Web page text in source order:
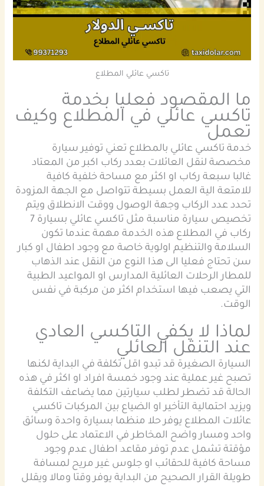
تاكسي عائلي المطلاع
ما المقصود فعليا بخدمة
تاكسي عائلي في المطلاع وكيف
تعمل
خدمة تاكسي عائلي بالمطلاع تعني توفير سيارة
مخصصة لنقل العائلات بعدد ركاب اكبر من المعتاد
غالبا سبعة ركاب او اكثر مع مساحة خلفية كافية
للامتعة الية العمل بسيطة تتواصل مع الجهة المزودة
تحدد عدد الركاب وجهة الوصول ووقت الانطلاق ويتم
تخصيص سيارة مناسبة مثل تاكسي عائلي بسيارة 7
ركاب في المطلاع هذه الخدمة مهمة عندما تكون
السلامة والتنظيم اولوية خاصة مع وجود اطفال او كبار
سن تحتاج فعليا الى هذا النوع من النقل عند الذهاب
للمطار الرحلات العائلية المدارس او المواعيد الطبية
التي يصعب فيها استخدام اكثر من مركبة في نفس
الوقت.
لماذا لا يكفي التاكسي العادي
عند التنقل العائلي
السيارة الصغيرة قد تبدو اقل تكلفة في البداية لكنها
تصبح غير عملية عند وجود خمسة افراد او اكثر في هذه
الحالة قد تضطر لطلب سيارتين مما يضاعف التكلفة
ويزيد احتمالية التأخير او الضياع بين المركبات تاكسي
عائلات المطلاع يوفر حلا منظما بسيارة واحدة وسائق
واحد ومسار واضح المخاطر في الاعتماد على حلول
مؤقتة تشمل عدم توفر مقاعد اطفال عدم وجود
مساحة كافية للحقائب او جلوس غير مريح لمسافة
طويلة القرار الصحيح من البداية يوفر وقتا ومالا ويقلل